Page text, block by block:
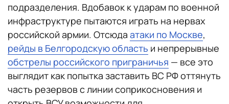
подразделения. Вдобавок к ударам по военной
инфраструктуре пытаются играть на нервах
российской армии. Отсюда атаки по Москве,
рейды в Белгородскую область и непрерывные
обстрелы российского приграничья — все это
выглядит как попытка заставить ВС РФ оттянуть
часть резервов с линии соприкосновения и